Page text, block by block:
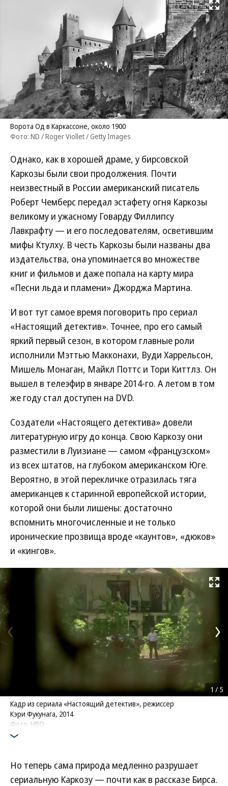
Развернуть
Ворота Од в Каркассоне, около 1900
Фото: ND / Roger Viollet / Getty Images
Однако, как в хорошей драме, у бирсовской
Каркозы были свои продолжения. Почти
неизвестный в России американский писатель
Роберт Чемберс передал эстафету огня Каркозы
великому и ужасному Говарду Филлипсу
Лавкрафту — и его последователям, осветившим
мифы Ктулху. В честь Каркозы были названы два
издательства, она упоминается во множестве
книг и фильмов и даже попала на карту мира
«Песни льда и пламени» Джорджа Мартина.
И вот тут самое время поговорить про сериал
«Настоящий детектив». Точнее, про его самый
яркий первый сезон, в котором главные роли
исполнили Мэттью Макконахи, Вуди Харрельсон,
Мишель Монаган, Майкл Поттс и Тори Киттлз. Он
вышел в телеэфир в январе 2014-го. А летом в том
же году стал доступен на DVD.
Создатели «Настоящего детектива» довели
литературную игру до конца. Свою Каркозу они
разместили в Луизиане — самом «французском»
из всех штатов, на глубоком американском Юге.
Вероятно, в этой перекличке отразилась тяга
американцев к старинной европейской истории,
которой они были лишены: достаточно
вспомнить многочисленные и не только
иронические прозвища вроде «каунтов», «дюков»
и «кингов».
Развернуть
Кадр из сериала «Настоящий детектив», режиссер
Кэри Фукунага, 2014
Фото: HBO
1 / 5
Но теперь сама природа медленно разрушает
сериальную Каркозу — почти как в рассказе Бирса.